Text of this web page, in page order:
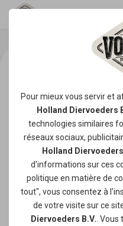
Pour mieux vous servir et
Holland Diervoeders
technologies similaires
réseaux sociaux,
Holland Diervoeders
d'informations sur ces
politique en matière de
tout", vous consentez à
de votre visite sur ce
Diervoeders B.V. .